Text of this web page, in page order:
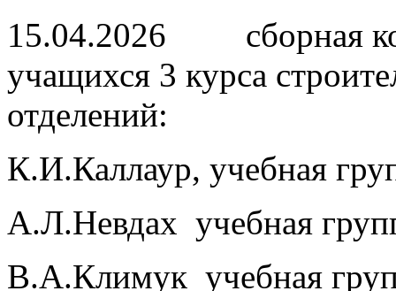
15.04.2026 сборная
учащихся 3 курса
отделений:
К.И.Каллаур, учебная
А.Л.Невдах учебная
В.А.Климук учебная